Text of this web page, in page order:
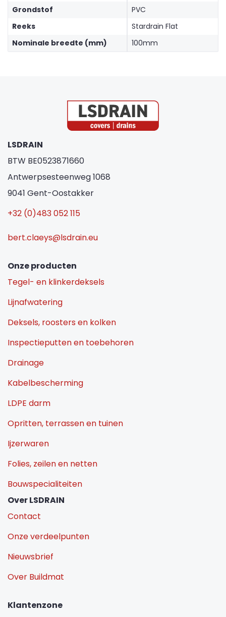
Grondstof
PVC
Reeks
Stardrain Flat
Nominale breedte (mm)
100mm
LSDRAIN
BTW BE0523871660
Antwerpsesteenweg 1068
9041 Gent-Oostakker
+32 (0)483 052 115
bert.claeys@lsdrain.eu
Onze producten
Tegel- en klinkerdeksels
Lijnafwatering
Deksels, roosters en kolken
Inspectieputten en toebehoren
Drainage
Kabelbescherming
LDPE darm
Opritten, terrassen en tuinen
Ijzerwaren
Folies, zeilen en netten
Bouwspecialiteiten
Over LSDRAIN
Contact
Onze verdeelpunten
Nieuwsbrief
Over Buildmat
Klantenzone